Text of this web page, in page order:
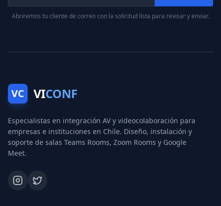
Abriremos tu cliente de correo con la solicitud lista para revisar y enviar.
VC VICONF
Especialistas en integración AV y videocolaboración para
empresas e instituciones en Chile. Diseño, instalación y
soporte de salas Teams Rooms, Zoom Rooms y Google
Meet.